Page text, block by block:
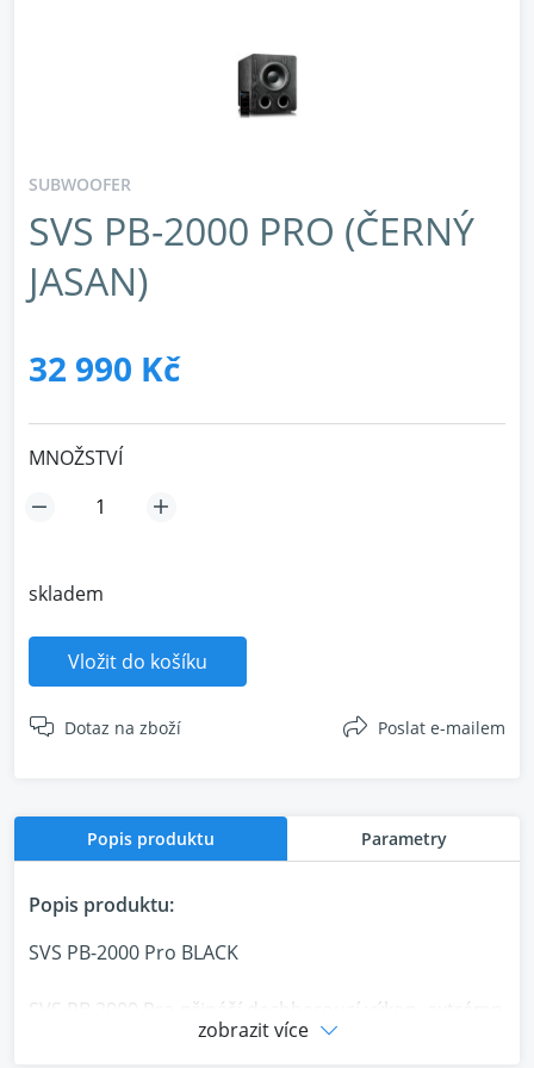
SUBWOOFER
SVS PB-2000 PRO (ČERNÝ
JASAN)
32 990 Kč
MNOŽSTVÍ
skladem
Vložit do košíku
Dotaz na zboží Poslat e-mailem
Popis produktu Parametry
Popis produktu:
SVS PB-2000 Pro BLACK
SVS PB 2000 Pro přináší dechberoucí výkon,
výchylkou, masivnímu zesilovači Sledge STA 550D a
zobrazit více